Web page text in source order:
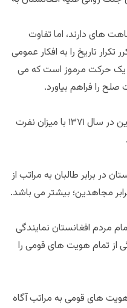
های دارند، اما تفاوت
تاریخ را به افکار عمومی
یک حرکت مرموز است که می
را فراهم بیاورد.
فراموش نکنیم که محبوبیت مجاهدین در سال ۱۳۷۱ با میزان نفرت
در برابر طالبان به مراتب از
مجاهدین؛ بیشتر می باشد.
مردم افغانستان نمایندگی
از تمام هویت های قومی را
های قومی به مراتب آگاه